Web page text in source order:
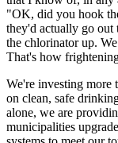
"OK, did you hook
they'd actually go out
the chlorinator up.
That's how
We're investing more
on clean, safe
alone, we are
municipalities